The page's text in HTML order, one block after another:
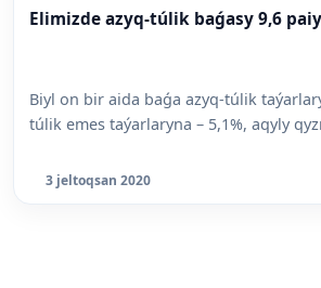
Elimizde azyq-túlik baǵasy 9,6
Biyl on bir aida baǵa azyq-túlik
túlik emes taýarlaryna – 5,1%, aqyly
3 jeltoqsan 2020